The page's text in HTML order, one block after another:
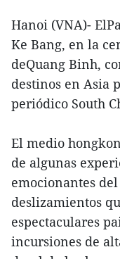
Hanoi (VNA)-
Ke Bang, en la
deQuang Binh,
destinos en Asia
periódico South
El medio
de algunas
emocionantes
deslizamientos
espectaculares
incursiones de